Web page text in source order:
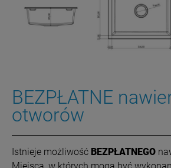
BEZPŁATNE
otworów
Istnieje możliwość BEZPŁATNEGO
Miejsca, w których mogą być